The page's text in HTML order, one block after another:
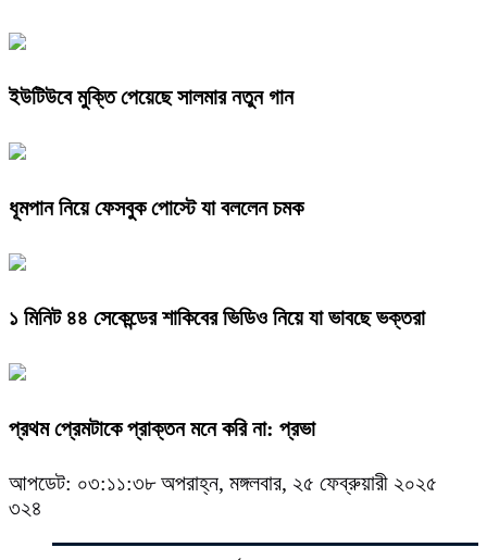
ইউটিউবে মুক্তি পেয়েছে সালমার নতুন গান
ধূমপান নিয়ে ফেসবুক পোস্টে যা বললেন চমক
১ মিনিট ৪৪ সেকেন্ডের শাকিবের ভিডিও নিয়ে যা ভাবছে ভক্তরা
প্রথম প্রেমটাকে প্রাক্তন মনে করি না: প্রভা
আপডেট: ০৩:১১:৩৮ অপরাহ্ন, মঙ্গলবার, ২৫ ফেব্রুয়ারী ২০২৫
৩২৪